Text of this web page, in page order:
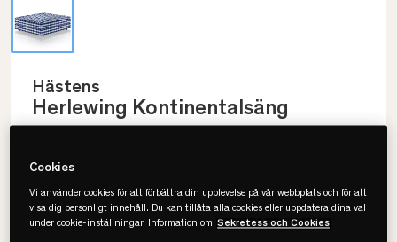
Hästens
Herlewing Kontinentalsäng
• Naturmaterial för sval känsla
Cookies
Vi använder cookies för att förbättra din upplevelse på vår webbplats och för att
visa dig personligt innehåll. Du kan tillåta alla cookies eller uppdatera dina val
under cookie-inställningar. Information om Sekretess och Cookies